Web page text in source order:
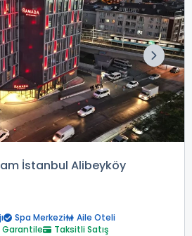
İstanbul Alibeyköy
Spa Merkezi
Aile Oteli
Garantile Taksitli Satış